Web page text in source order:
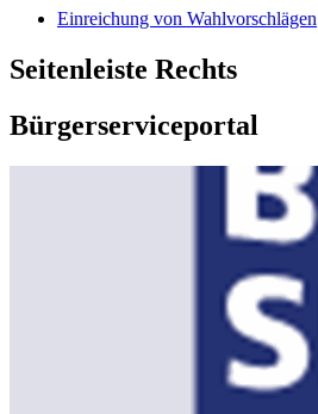
Einreichung von Wahlvorschlägen
Seitenleiste Rechts
Bürgerserviceportal